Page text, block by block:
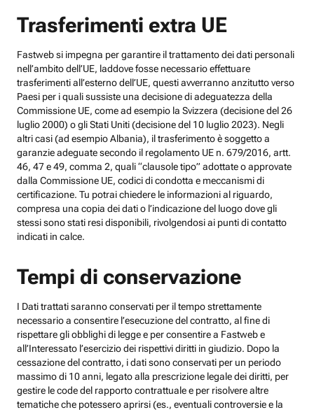
Trasferimenti extra UE
Fastweb si impegna per garantire il trattamento dei dati personali
nell’ambito dell’UE, laddove fosse necessario effettuare
trasferimenti all’esterno dell’UE, questi avverranno anzitutto verso
Paesi per i quali sussiste una decisione di adeguatezza della
Commissione UE, come ad esempio la Svizzera (decisione del 26
luglio 2000) o gli Stati Uniti (decisione del 10 luglio 2023). Negli
altri casi (ad esempio Albania), il trasferimento è soggetto a
garanzie adeguate secondo il regolamento UE n. 679/2016, artt.
46, 47 e 49, comma 2, quali “clausole tipo” adottate o approvate
dalla Commissione UE, codici di condotta e meccanismi di
certificazione. Tu potrai chiedere le informazioni al riguardo,
compresa una copia dei dati o l’indicazione del luogo dove gli
stessi sono stati resi disponibili, rivolgendosi ai punti di contatto
indicati in calce.
Tempi di conservazione
I Dati trattati saranno conservati per il tempo strettamente
necessario a consentire l’esecuzione del contratto, al fine di
rispettare gli obblighi di legge e per consentire a Fastweb e
all’Interessato l’esercizio dei rispettivi diritti in giudizio. Dopo la
cessazione del contratto, i dati sono conservati per un periodo
massimo di 10 anni, legato alla prescrizione legale dei diritti, per
gestire le code del rapporto contrattuale e per risolvere altre
tematiche che potessero aprirsi (es., eventuali controversie e la